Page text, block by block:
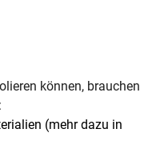
können, brauchen
(mehr dazu in